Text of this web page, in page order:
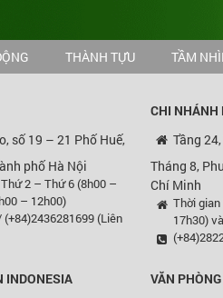
THÀNH TỰU TẦM
số 19 – 21 Phố Huế,
phố Hà Nội
2 – Thứ 6 (8h00 –
– 12h00)
(Liên
CHI NHÁNH
Tầng
Tháng 8,
Chí Minh
Thời
17h30)
INDONESIA VĂN